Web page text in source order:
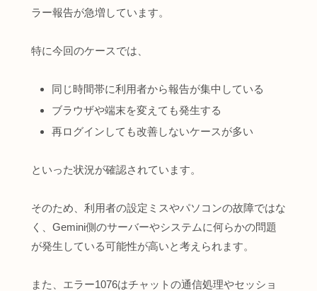
ラー報告が急増しています。
特に今回のケースでは、
同じ時間帯に利用者から報告が集中している
ブラウザや端末を変えても発生する
再ログインしても改善しないケースが多い
といった状況が確認されています。
そのため、利用者の設定ミスやパソコンの故障ではな
く、Gemini側のサーバーやシステムに何らかの問題
が発生している可能性が高いと考えられます。
また、エラー1076はチャットの通信処理やセッショ